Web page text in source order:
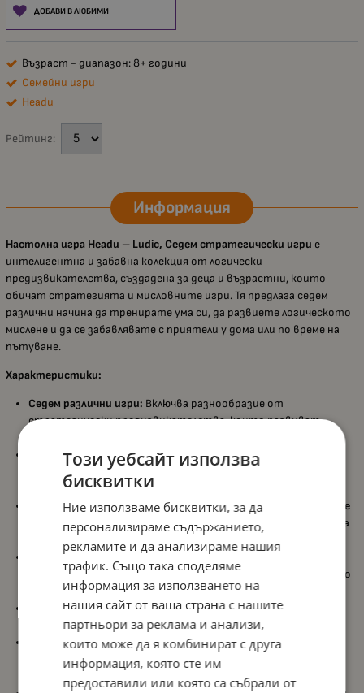
ДОБАВИ В ЛЮБИМИ
Възраст - диапазон: 8+ години
Семейни игри
Headu
Рейтинг:
Информация
Настолна игра Headu – Ludic, Седем стратегически игри е
интелигентна и забавна колекция от логически
предизвикателства, създадена за деца и възрастни, които
обичат стратегията и мисловните игри. Тя предлага седем
различни начина да тренирате ума си, да развиете логическото
мислене и да се забавлявате с приятели у дома или по време на
пътуване.
Характеристики:
Седем различни игри: Включва разнообразие от
стратегически предизвикателства, които развиват
Индивидуални и групови игри:Подходяща за
като позволява и самостоятелни предизвикателства за
концентрация и наблюдателност;
Компактен и практичен формат:Идеална за игра
навсякъде
и по всяко време, благодарение на удобния си дизайн и лесна
Образователна насоченост:
Стимулира
математическия интелекти стратегическото мислене по
забавен начин;
Пълен комплект:Съдържа7 табла за игра,9 жетона
изтриваеми маркераиправилана английски език;
Подходяща възраст:Препоръчва се за децанад 8 години
предлага предизвикателства за играчи до 99-годишна
Този уебсайт използва
бисквитки
Ние използваме бисквитки, за да
персонализираме съдържанието,
рекламите и да анализираме нашия
трафик. Също така споделяме
информация за използването на
нашия сайт от ваша страна с нашите
партньори за реклама и анализи,
които може да я комбинират с друга
информация, която сте им
предоставили или която са събрали от